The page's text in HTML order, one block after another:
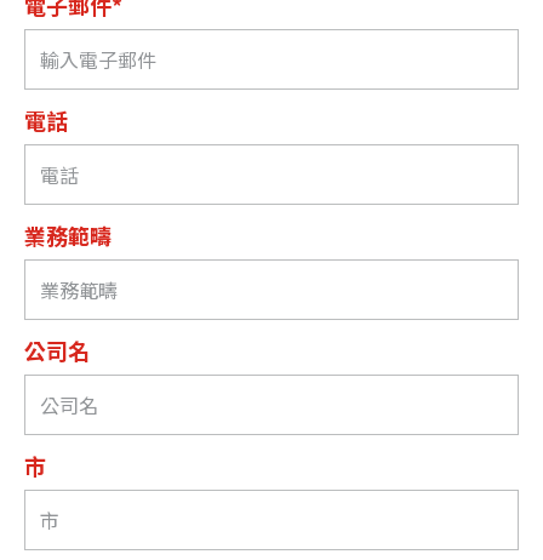
電話
業務範疇
公司名
市